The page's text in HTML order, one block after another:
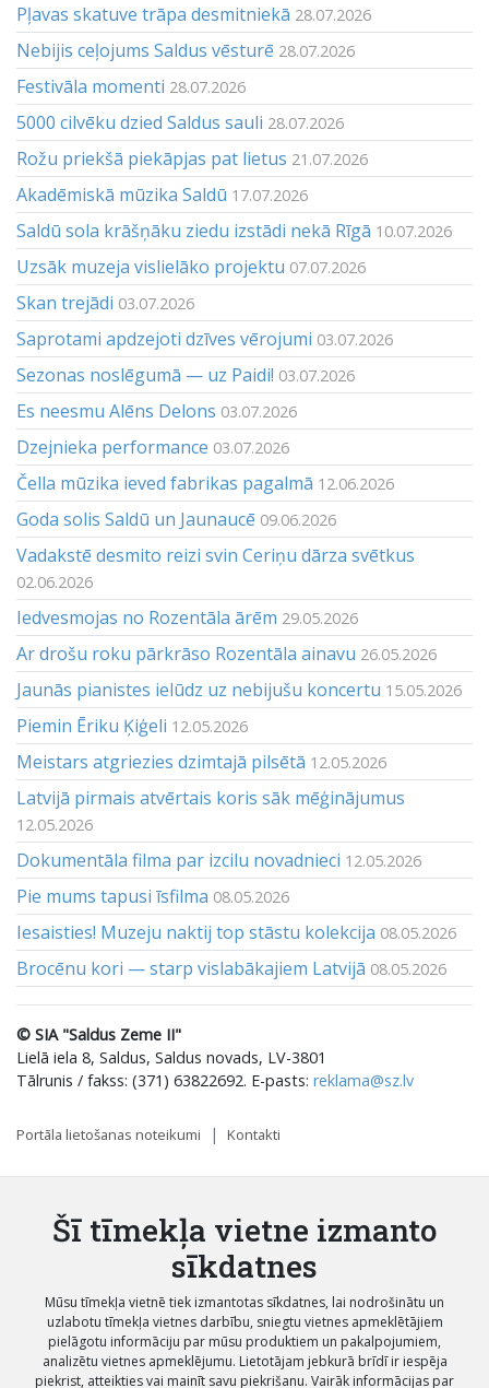
Pļavas skatuve trāpa desmitniekā 28.07.2026
Nebijis ceļojums Saldus vēsturē 28.07.2026
Festivāla momenti 28.07.2026
5000 cilvēku dzied Saldus sauli 28.07.2026
Rožu priekšā piekāpjas pat lietus 21.07.2026
Akadēmiskā mūzika Saldū 17.07.2026
Saldū sola krāšņāku ziedu izstādi nekā Rīgā 10.07.2026
Uzsāk muzeja vislielāko projektu 07.07.2026
Skan trejādi 03.07.2026
Saprotami apdzejoti dzīves vērojumi 03.07.2026
Sezonas noslēgumā — uz Paidi! 03.07.2026
Es neesmu Alēns Delons 03.07.2026
Dzejnieka performance 03.07.2026
Čella mūzika ieved fabrikas pagalmā 12.06.2026
Goda solis Saldū un Jaunaucē 09.06.2026
Vadakstē desmito reizi svin Ceriņu dārza svētkus
02.06.2026
Iedvesmojas no Rozentāla ārēm 29.05.2026
Ar drošu roku pārkrāso Rozentāla ainavu 26.05.2026
Jaunās pianistes ielūdz uz nebijušu koncertu 15.05.2026
Piemin Ēriku Ķiģeli 12.05.2026
Meistars atgriezies dzimtajā pilsētā 12.05.2026
Latvijā pirmais atvērtais koris sāk mēģinājumus
12.05.2026
Dokumentāla filma par izcilu novadnieci 12.05.2026
Pie mums tapusi īsfilma 08.05.2026
Iesaisties! Muzeju naktij top stāstu kolekcija 08.05.2026
Brocēnu kori — starp vislabākajiem Latvijā 08.05.2026
© SIA "Saldus Zeme II"
Lielā iela 8, Saldus, Saldus novads, LV-3801
Tālrunis / fakss: (371) 63822692. E-pasts: reklama@sz.lv
Portāla lietošanas noteikumi Kontakti
Šī tīmekļa vietne izmanto
sīkdatnes
Mūsu tīmekļa vietnē tiek izmantotas sīkdatnes, lai nodrošinātu un
uzlabotu tīmekļa vietnes darbību, sniegtu vietnes apmeklētājiem
pielāgotu informāciju par mūsu produktiem un pakalpojumiem,
analizētu vietnes apmeklējumu. Lietotājam jebkurā brīdī ir iespēja
piekrist, atteikties vai mainīt savu piekrišanu. Vairāk informācijas par